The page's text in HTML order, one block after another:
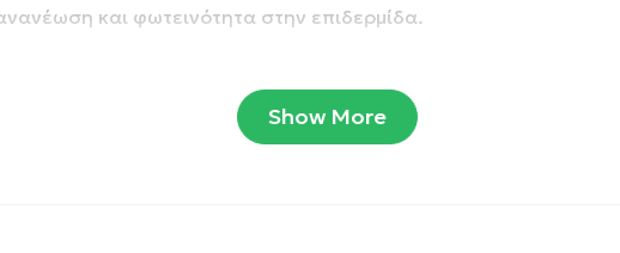
και φωτεινότητα στην επιδερμίδα.
βαθιά θρέψη και προστασία.
Οξέοςπου «γεμίζουν» τις λεπτές γραμμές και επαναφέρουν
Show More